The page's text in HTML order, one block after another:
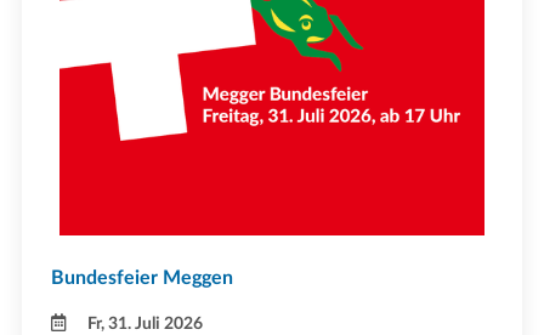
Bundesfeier Meggen
Fr, 31. Juli 2026